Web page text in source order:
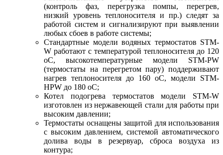
(контроль фаз, перегрузка помпы, перегрев,
низкий уровень теплоносителя и пр.) следят за
работой систем и сигнализируют при выявлении
любых сбоев в работе системы;
Стандартные модели водяных термостатов STM-
W работают с температурой теплоносителя до 120
оС, высокотемпературные модели STM-PW
(термостаты на перегретом пару) поддерживают
нагрев теплоносителя до 160 оС, модели STM-
HPW до 180 оС;
Котел подогрева термостатов модели STM-W
изготовлен из нержавеющей стали для работы при
высоким давлении;
Термостаты оснащены защитой для использования
с высоким давлением, системой автоматического
долива воды в резервуар, сброса воздуха из
контура;